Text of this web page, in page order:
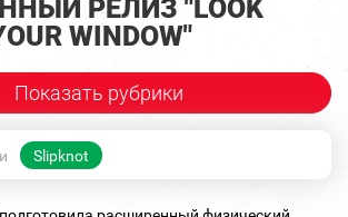
РЕЛИЗ "LOOK
WINDOW"
Показать рубрики
Slipknot